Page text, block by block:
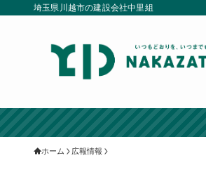
埼玉県川越市の建設会社中里組
ホーム 広報情報